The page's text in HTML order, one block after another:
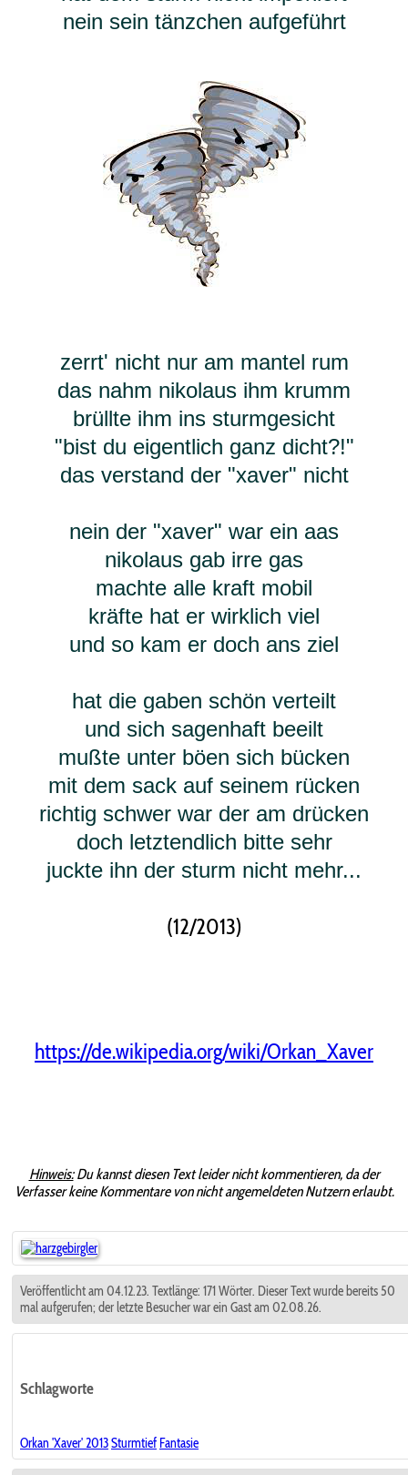
nein sein tänzchen aufgeführt
zerrt' nicht nur am mantel rum
das nahm nikolaus ihm krumm
brüllte ihm ins sturmgesicht
"bist du eigentlich ganz dicht?!"
das verstand der "xaver" nicht
nein der "xaver" war ein aas
nikolaus gab irre gas
machte alle kraft mobil
kräfte hat er wirklich viel
und so kam er doch ans ziel
hat die gaben schön verteilt
und sich sagenhaft beeilt
mußte unter böen sich bücken
mit dem sack auf seinem rücken
richtig schwer war der am drücken
doch letztendlich bitte sehr
juckte ihn der sturm nicht mehr...
(12/2013)
https://de.wikipedia.org/wiki/Orkan_Xaver
Hinweis:Du kannst diesen Text leider nicht kommentieren, da der
Verfasser keine Kommentare von nicht angemeldeten Nutzern erlaubt.
Veröffentlicht am 04.12.23. Textlänge: 171 Wörter. Dieser Text wurde bereits 50
mal aufgerufen; der letzte Besucher war ein Gast am 02.08.26.
Schlagworte
Orkan 'Xaver' 2013Sturmtief Fantasie